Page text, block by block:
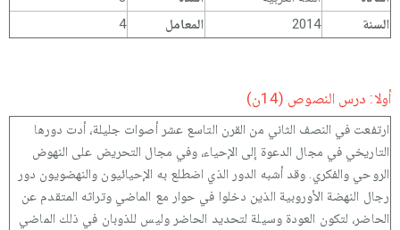
السنة
2014 المعامل 4
أولا: درس النصوص (14ن)
ارتفعت في النصف الثاني من القرن التاسع عشر أصوات جليلة، أدت دورها
التاريخي في مجال الدعوة إلى الإحياء، وفي مجال التحريض على النهوض
الروحي والفكري. وقد أشبه الدور الذي اضطلع به الإحيائيون والنهضويون دور
رجال النهضة الأوروبية الذين دخلوا في حوار مع الماضي وتراثه المتقدم عن
الحاضر، لتكون العودة وسيلة لتحديد الحاضر وليس للذوبان في ذلك الماضي